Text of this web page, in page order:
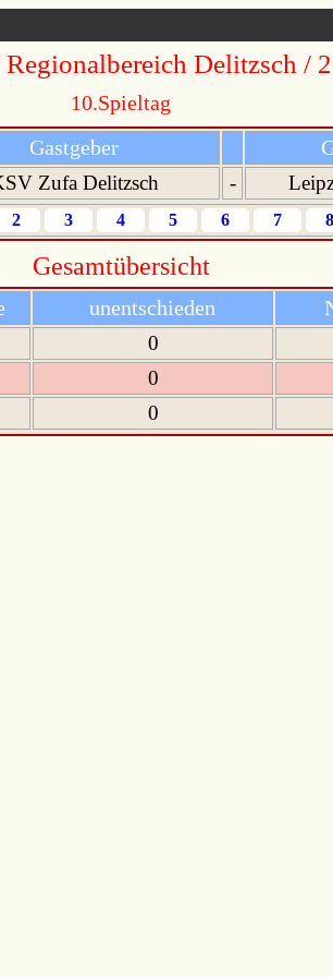
Delitzsch /
10.Spieltag
Gastgeber
Zufa Delitzsch -
2 3 4 5 6 7 8
Gesamtübersicht
unentschieden
0
0
0